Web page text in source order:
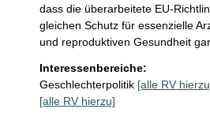
dass die überarbeitete EU-
gleichen Schutz für essenzielle
und reproduktiven Gesundheit
Interessenbereiche:
Geschlechterpolitik [alle RV
[alle RV hierzu]